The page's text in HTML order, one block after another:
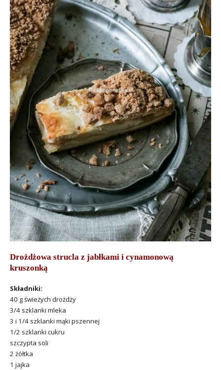
Drożdżowa strucla z jabłkami i cynamonową
kruszonką
Składniki:
40 g świeżych drożdży
3/4 szklanki mleka
3 i 1/4 szklanki mąki pszennej
1/2 szklanki cukru
szczypta soli
2 żółtka
1 jajka